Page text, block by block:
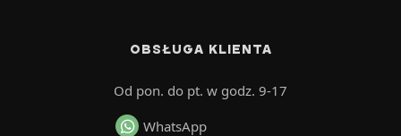
OBSŁUGA KLIENTA
Od pon. do pt. w godz. 9-17
WhatsApp